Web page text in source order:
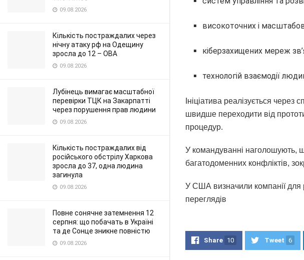
09.08.2026
Кількість постраждалих через
нічну атаку рф на Одещину
зросла до 12 – ОВА
09.08.2026
Лубінець вимагає масштабної
перевірки ТЦК на Закарпатті
через порушення прав людини
09.08.2026
Кількість постраждалих від
російського обстрілу Харкова
зросла до 37, одна людина
загинула
09.08.2026
Повне сонячне затемнення 12
серпня: що побачать в Україні
та де Сонце зникне повністю
09.08.2026
високоточних і
кіберзахищених мереж
технологій взаємодії
Ініціатива реалізується
швидше переходити від
процедур.
У командуванні наголошують,
багатодоменних конфліктів,
У США визначили компанії для
переглядiв
Share 10 Tweet 6